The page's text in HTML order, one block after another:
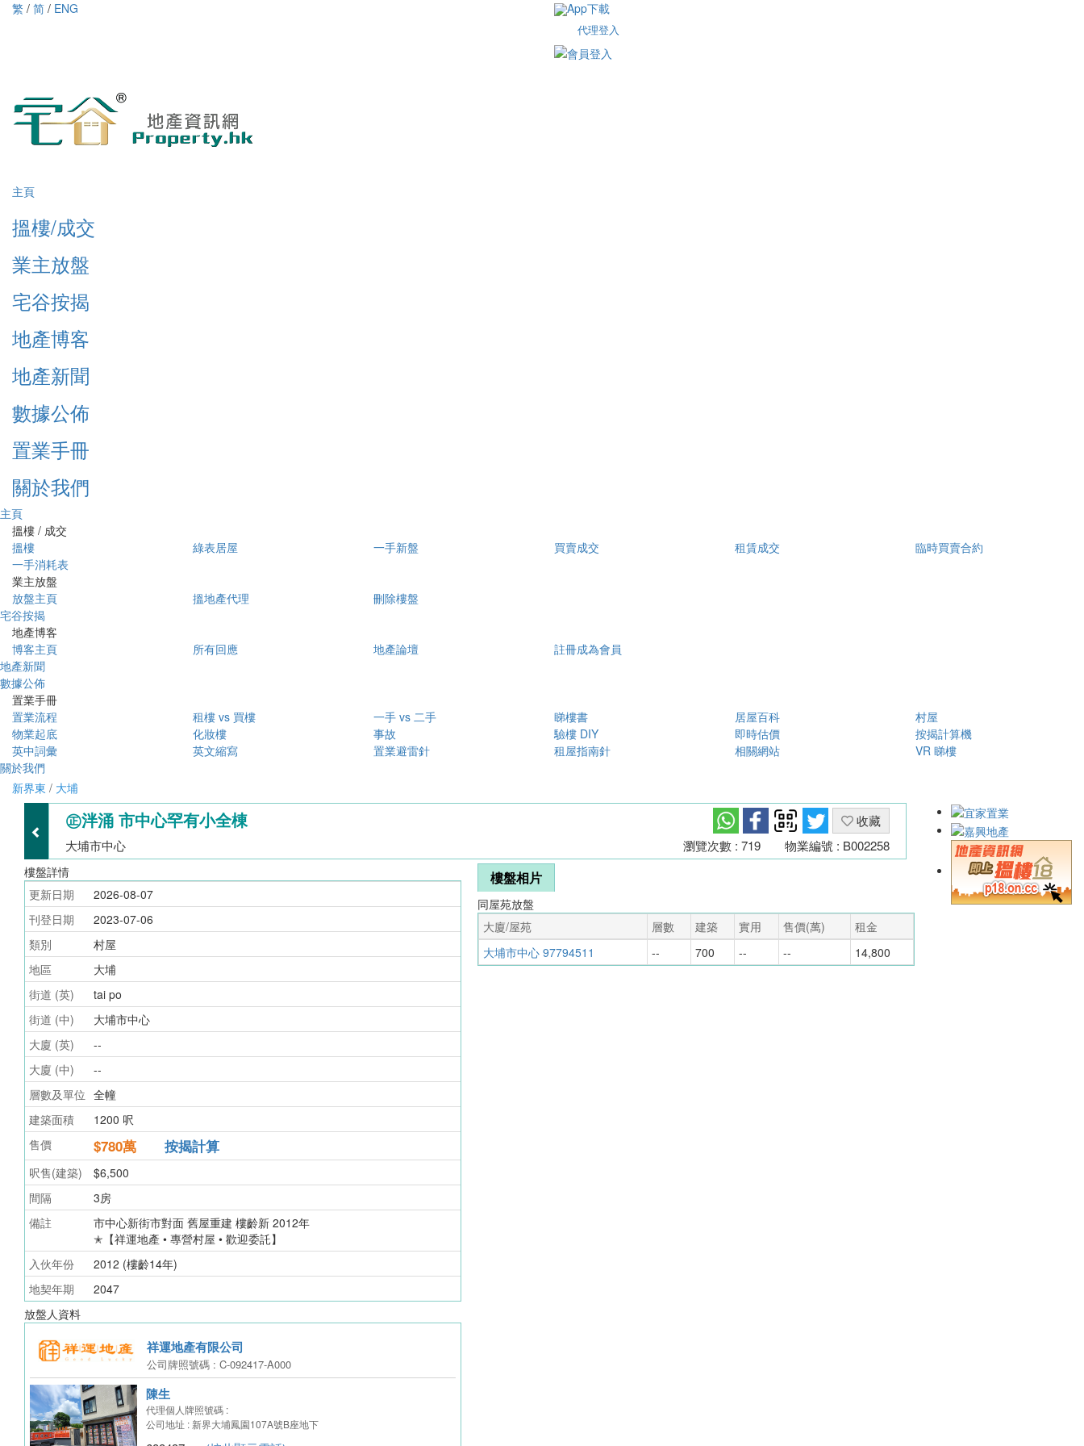
繁 / 简 / ENG App下載
代理登入
主頁
搵樓/成交
業主放盤
宅谷按揭
地產博客
地產新聞
數據公佈
置業手冊
關於我們
主頁
搵樓 / 成交
搵樓
綠表居屋 一手新盤 買賣成交 租賃成交
臨時買賣合約
一手消耗表
業主放盤
放盤主頁
搵地產代理
刪除樓盤
宅谷按揭
地產博客
博客主頁
所有回應 地產論壇
註冊成為會員
地產新聞
數據公佈
置業手冊
置業流程
租樓 vs 買樓 一手 vs 二手 睇樓書 居屋百科
村屋
物業起底
化妝樓 事故 驗樓 DIY 即時估價
按揭計算機
英中詞彙
英文縮寫 置業避雷針 租屋指南針 相關網站
VR 睇樓
關於我們
新界東 / 大埔
㊣泮涌 市中心罕有小全棟
收藏
大埔市中心
物業編號 : B002258
瀏覽次數 : 719
樓盤詳情
更新日期
2026-08-07
刊登日期
2023-07-06
類別
村屋
地區
大埔
街道 (英)
tai po
街道 (中)
大埔市中心
大廈 (英)
--
大廈 (中)
--
層數及單位 全幢
建築面積
1200 呎
售價
$780萬 按揭計算
呎售(建築)
$6,500
間隔
3房
備註
市中心新街市對面 舊屋重建 樓齡新 2012年
✭【祥運地產 • 專營村屋 • 歡迎委託】
入伙年份
2012 (樓齡14年)
地契年期
2047
放盤人資料
祥運地產有限公司
公司牌照號碼 : C-092417-A000
陳生
代理個人牌照號碼 :
公司地址 : 新界大埔鳳園107A號B座地下
樓盤相片
同屋苑放盤
大廈/屋苑
層數 建築 實用 售價(萬)
租金
大埔市中心 97794511
-- 700 -- -- 14,800